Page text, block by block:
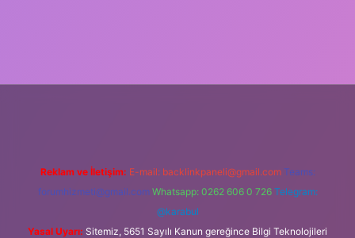
Reklam ve İletişim: E-mail: backlinkpaneli@gmail.com Teams:
forumhizmeti@gmail.com Whatsapp: 0262 606 0 726 Telegram:
@karabul
Yasal Uyarı: Sitemiz, 5651 Sayılı Kanun gereğince Bilgi Teknolojileri